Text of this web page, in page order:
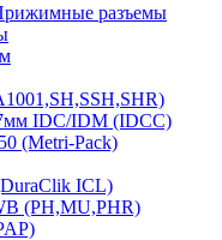
разъемы
IDC/IDM (IDCC)
(Metri-Pack)
ICL)
(PH,MU,PHR)